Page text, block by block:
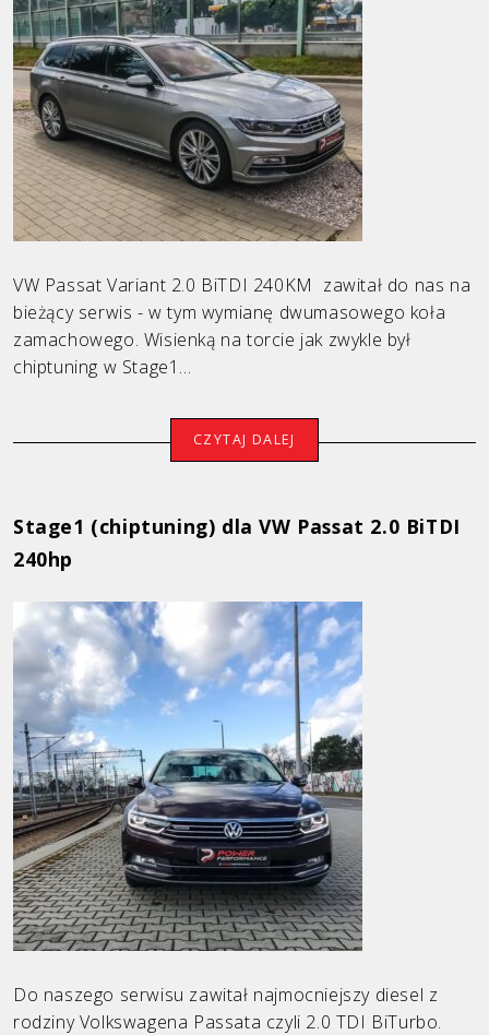
VW Passat Variant 2.0 BiTDI 240KM zawitał do nas na
bieżący serwis - w tym wymianę dwumasowego koła
zamachowego. Wisienką na torcie jak zwykle był
chiptuning w Stage1...
CZYTAJ DALEJ
Stage1 (chiptuning) dla VW Passat 2.0 BiTDI
240hp
Do naszego serwisu zawitał najmocniejszy diesel z
rodziny Volkswagena Passata czyli 2.0 TDI BiTurbo.